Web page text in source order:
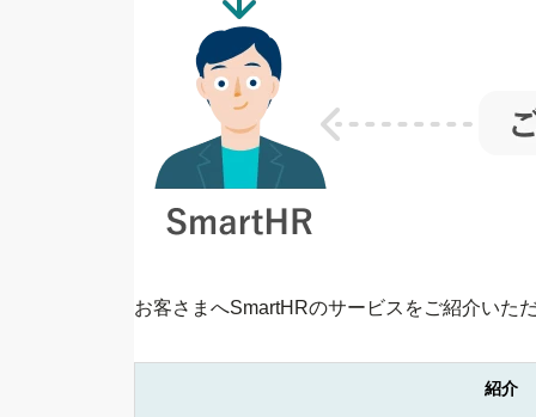
お客さまへSmartHRのサービスをご紹介いた
紹介